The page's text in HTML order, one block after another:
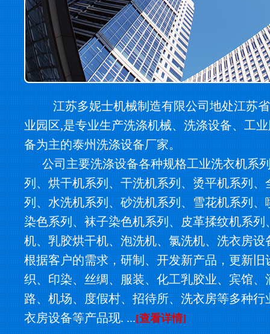
江苏多妮士机械制造有限公司地处江苏
业园区,是专业生产洗涤机械、洗涤设备、工
备为主的泰州洗涤设备厂家。
公司主要洗涤设备各种规格工业洗衣机系
列、烘干机系列、干洗机系列、烫平机系列、
列、水洗机系列、砂洗机系列、雪花机系列、
染色系列、袜子染色机系列、皮革揉纹机系列
机、乳胶烘干机、泡洗机、氯洗机、洗衣房设
根据客户的需求，研制、开发新产品，更新旧
织、印染、丝绸、服装、化工乳胶业、宾馆、
路、机场、度假村、招待所、洗衣房等多种行
衣房设备等产品现. ...[查看详情]